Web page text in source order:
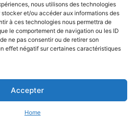
nous utilisons des technologies
et/ou accéder aux informations des
à ces technologies nous permettra de
le comportement de navigation ou les ID
ne pas consentir ou de retirer son
effet négatif sur certaines caractéristiques
Accepter
Home
Entreprises Entrepreneur Afrique
TECH Auto-Moto
By AAKOM.DIGITAL